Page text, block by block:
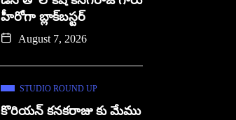
హీరోగా బ్లాక్‌బస్టర్
August 7, 2026
STUDIO ROUND UP
కొరియన్ కనకరాజు కు మేము